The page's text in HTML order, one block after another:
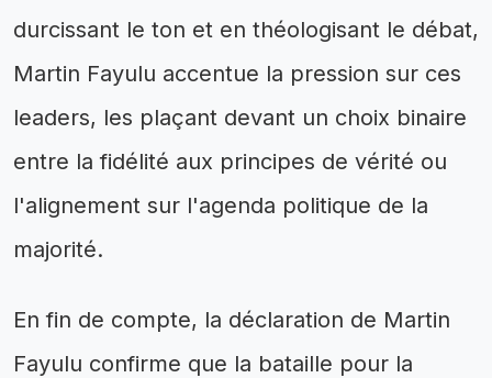
durcissant le ton et en théologisant le débat,
Martin Fayulu accentue la pression sur ces
leaders, les plaçant devant un choix binaire
entre la fidélité aux principes de vérité ou
l'alignement sur l'agenda politique de la
majorité.
En fin de compte, la déclaration de Martin
Fayulu confirme que la bataille pour la